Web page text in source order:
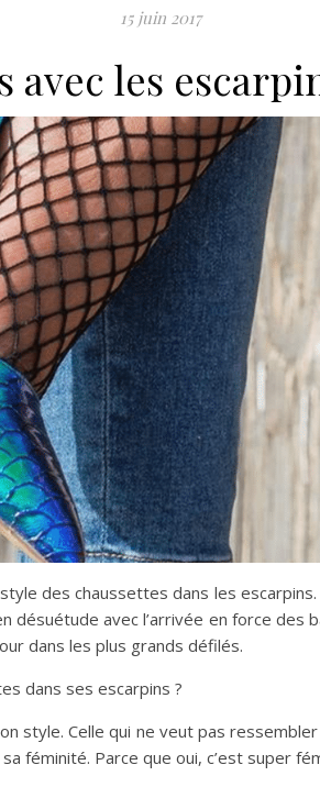
15 juin 2017
avec les
des chaussettes dans les
désuétude avec l’arrivée en force des
dans les plus grands défilés.
dans ses escarpins ?
style. Celle qui ne veut pas
féminité. Parce que oui, c’est super